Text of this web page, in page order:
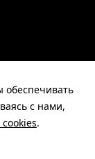
с нами,
.